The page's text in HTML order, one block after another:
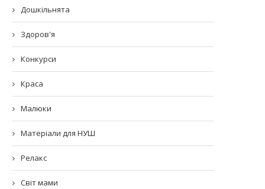
Дошкільнята
Здоров'я
Конкурси
Краса
Малюки
Матеріали для НУШ
Релакс
Світ мами